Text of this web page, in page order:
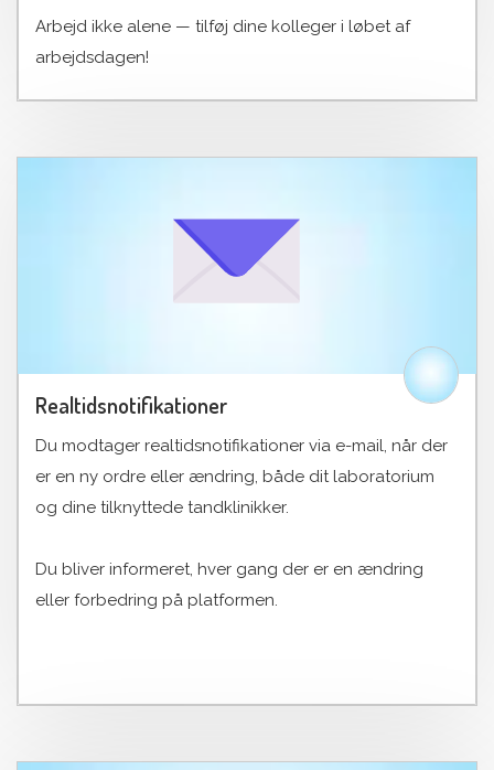
Arbejd ikke alene — tilføj dine kolleger i løbet af
arbejdsdagen!
Realtidsnotifikationer
Du modtager realtidsnotifikationer via e-mail, når der
er en ny ordre eller ændring, både dit laboratorium
og dine tilknyttede tandklinikker.
Du bliver informeret, hver gang der er en ændring
eller forbedring på platformen.